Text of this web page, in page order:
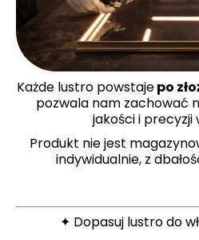
Każde lustro powstajepo
pozwala nam zachować
jakości i precyzji
Produkt nie jest
indywidualnie, z
✦ Dopasuj lustro do